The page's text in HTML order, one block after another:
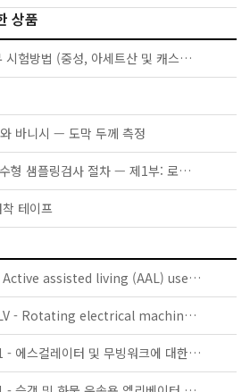
상품
KS D 9502 - 염수 분무 시험방법 (중성, 아세트산 및 캐스분무 시험)
바니시 — 도막 두께 측정
KS Q ISO 2859-1 - 계수형 샘플링검사 절차 — 제1부: 로트별 합격품질한계(AQL) 지표형 샘플링검사 방식
테이프
IEC TS 63134:2020 - Active assisted living (AAL) use cases
IEC 60034-5:2020 RLV - Rotating electrical machines - Part 5: Degrees of protection provided by the integral design of rotating electrical machines (IP code) - Classification
KS B ISO/TS 25740-1 - 에스컬레이터 및 무빙워크에 대한 안전요건 — 제1부: 세계공통 필수 안전요건(GESRs)